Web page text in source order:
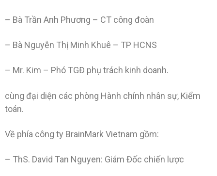
– Bà Trần Anh Phương – CT công đoàn
– Bà Nguyễn Thị Minh Khuê – TP HCNS
– Mr. Kim – Phó TGĐ phụ trách kinh doanh.
cùng đại diện các phòng Hành chính nhân sự, Kiểm
toán.
Về phía công ty BrainMark Vietnam gồm:
– ThS. David Tan Nguyen: Giám Đốc chiến lược